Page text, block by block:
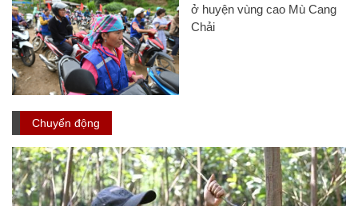
ở huyện vùng cao Mù Cang
Chải
Chuyển động